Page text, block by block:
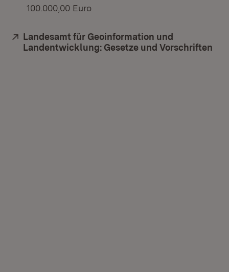
100.000,00 Euro
Extern:
Landesamt für Geoinformation und
Landentwicklung: Gesetze und Vorschriften